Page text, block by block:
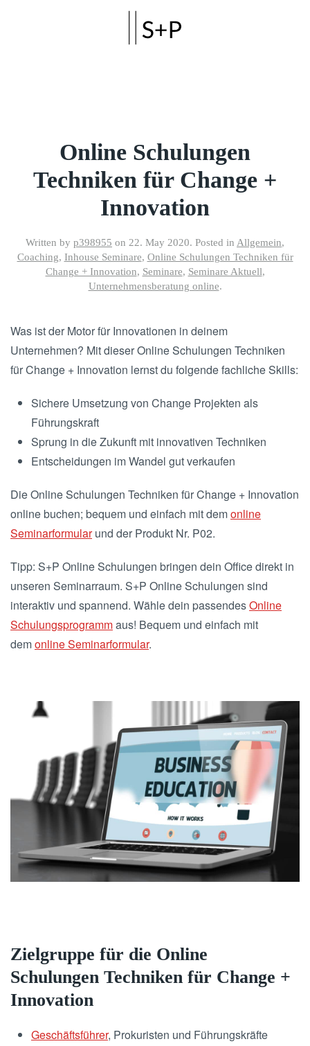
Online Schulungen
Techniken für Change +
Innovation
Written by p398955 on 22. May 2020. Posted in Allgemein,
Coaching, Inhouse Seminare, Online Schulungen Techniken für
Change + Innovation, Seminare, Seminare Aktuell,
Unternehmensberatung online.
Was ist der Motor für Innovationen in deinem
Unternehmen? Mit dieser Online Schulungen Techniken
für Change + Innovation lernst du folgende fachliche Skills:
Sichere Umsetzung von Change Projekten als
Führungskraft
Sprung in die Zukunft mit innovativen Techniken
Entscheidungen im Wandel gut verkaufen
Die Online Schulungen Techniken für Change + Innovation
online buchen; bequem und einfach mit demonline
Seminarformularund der Produkt Nr. P02.
Tipp: S+P Online Schulungen bringen dein Office direkt in
unseren Seminarraum. S+P Online Schulungen sind
interaktiv und spannend. Wähle dein passendesOnline
Schulungsprogrammaus! Bequem und einfach mit
demonline Seminarformular.
Zielgruppe für die Online
Schulungen Techniken für Change +
Innovation
Geschäftsführer, Prokuristen und Führungskräfte